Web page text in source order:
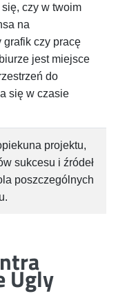
czy w twoim
na
czy pracę
jest miejsce
do
się w czasie
projektu,
sukcesu i źródeł
poszczególnych
Ugly